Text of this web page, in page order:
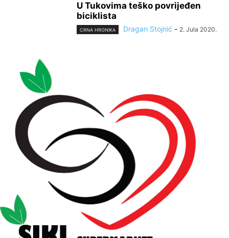
U Tukovima teško povrijeđen
biciklista
CRNA HRONIKA Dragan Stojnić - 2. Jula 2020.